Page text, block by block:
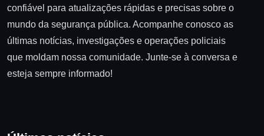
confiável para atualizações rápidas e precisas sobre o
mundo da segurança pública. Acompanhe conosco as
últimas notícias, investigações e operações policiais
que moldam nossa comunidade. Junte-se à conversa e
esteja sempre informado!